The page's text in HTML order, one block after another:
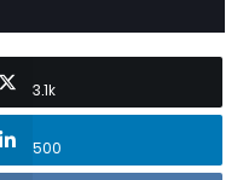
3.1k
500